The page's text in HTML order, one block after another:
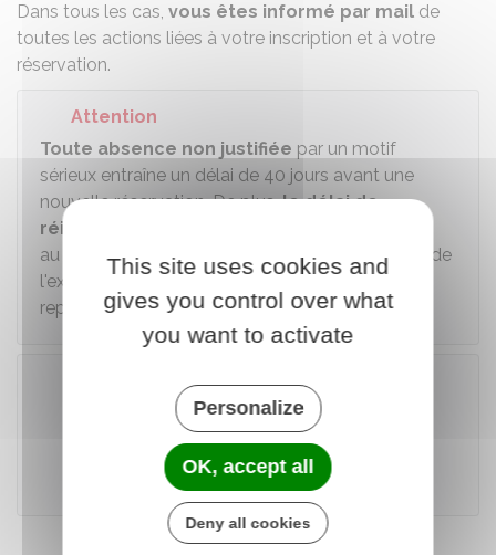
Dans tous les cas, vous êtes informé par mail de
toutes les actions liées à votre inscription et à votre
réservation.
Attention
Toute absence non justifiée par un motif
sérieux entraîne un délai de 40 jours avant une
nouvelle réservation. De plus,le délai de
réinscription après un échec
au résultat obtenu : plus le niveau est faible lors de
l'examen, plus le délai d'attente pour se
représenter sera long.
Accéder au téléservice
Ministère chargé de l'intérieur
This site uses cookies and
gives you control over what
you want to activate
Personalize
OK, accept all
Deny all cookies